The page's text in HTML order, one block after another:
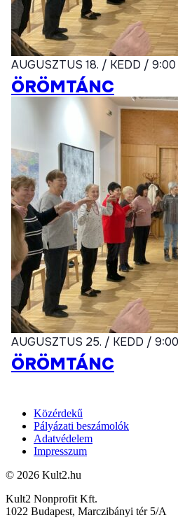
AUGUSZTUS 18. / KEDD /
ÖRÖMTÁNC
AUGUSZTUS 25. / KEDD /
ÖRÖMTÁNC
Közérdekű
Pályázati beszámolók
Adatvédelem
Impresszum
© 2026 Kult2.hu
Kult2 Nonprofit Kft.
1022 Budapest, Marczibányi tér 5/A